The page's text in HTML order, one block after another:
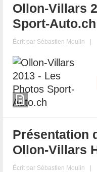
Ollon-Villars
Sport-Auto.ch
Écrit par Sébastien Moulin |
Présentation
Ollon-Villars
Écrit par Sébastien Moulin |